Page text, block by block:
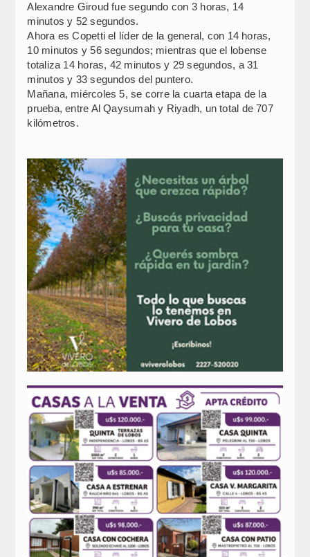
Alexandre Giroud fue segundo con 3 horas, 14
minutos y 52 segundos.
Ahora es Copetti el líder de la general, con 14 horas,
10 minutos y 56 segundos; mientras que el lobense
totaliza 14 horas, 42 minutos y 29 segundos, a 31
minutos y 33 segundos del puntero.
Mañana, miércoles 5, se corre la cuarta etapa de la
prueba, entre Al Qaysumah y Riyadh, un total de 707
kilómetros.